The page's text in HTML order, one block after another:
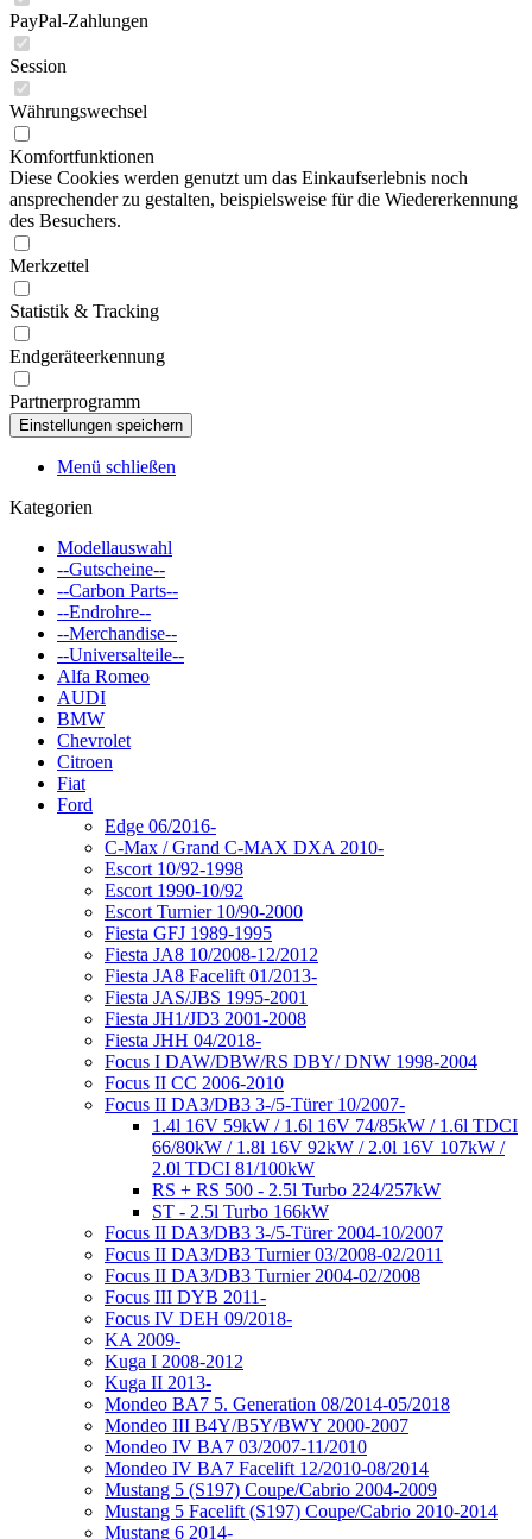
PayPal-Zahlungen
Session
Währungswechsel
Komfortfunktionen
Diese Cookies werden genutzt um das Einkaufserlebnis noch
ansprechender zu gestalten, beispielsweise für die Wiedererkennung
des Besuchers.
Merkzettel
Statistik & Tracking
Endgeräteerkennung
Partnerprogramm
Menü schließen
Kategorien
Modellauswahl
--Gutscheine--
--Carbon Parts--
--Endrohre--
--Merchandise--
--Universalteile--
Alfa Romeo
AUDI
BMW
Chevrolet
Citroen
Fiat
Ford
Edge 06/2016-
C-Max / Grand C-MAX DXA 2010-
Escort 10/92-1998
Escort 1990-10/92
Escort Turnier 10/90-2000
Fiesta GFJ 1989-1995
Fiesta JA8 10/2008-12/2012
Fiesta JA8 Facelift 01/2013-
Fiesta JAS/JBS 1995-2001
Fiesta JH1/JD3 2001-2008
Fiesta JHH 04/2018-
Focus I DAW/DBW/RS DBY/ DNW 1998-2004
Focus II CC 2006-2010
Focus II DA3/DB3 3-/5-Türer 10/2007-
1.4l 16V 59kW / 1.6l 16V 74/85kW / 1.6l TDCI
66/80kW / 1.8l 16V 92kW / 2.0l 16V 107kW /
2.0l TDCI 81/100kW
RS + RS 500 - 2.5l Turbo 224/257kW
ST - 2.5l Turbo 166kW
Focus II DA3/DB3 3-/5-Türer 2004-10/2007
Focus II DA3/DB3 Turnier 03/2008-02/2011
Focus II DA3/DB3 Turnier 2004-02/2008
Focus III DYB 2011-
Focus IV DEH 09/2018-
KA 2009-
Kuga I 2008-2012
Kuga II 2013-
Mondeo BA7 5. Generation 08/2014-05/2018
Mondeo III B4Y/B5Y/BWY 2000-2007
Mondeo IV BA7 03/2007-11/2010
Mondeo IV BA7 Facelift 12/2010-08/2014
Mustang 5 (S197) Coupe/Cabrio 2004-2009
Mustang 5 Facelift (S197) Coupe/Cabrio 2010-2014
Mustang 6 2014-